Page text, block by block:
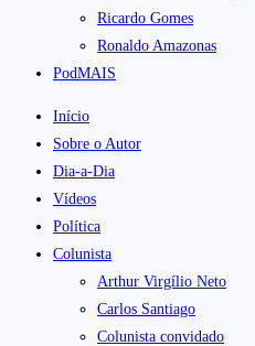
Ricardo Gomes
Ronaldo Amazonas
PodMAIS
Início
Sobre o Autor
Dia-a-Dia
Vídeos
Política
Colunista
Arthur Virgílio Neto
Carlos Santiago
Colunista convidado